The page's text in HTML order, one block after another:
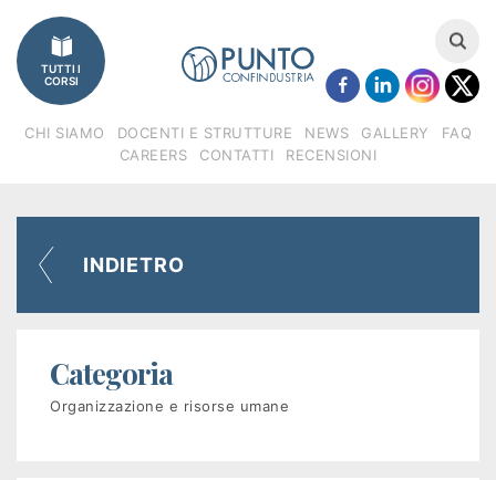
Imprese
Catalogo
corsi
Regione
Veneto
(FSE)
Fondimpresa
TUTTI I
CORSI
CHI SIAMO DOCENTI E STRUTTURE NEWS GALLERY
FAQ
CAREERS
CONTATTI RECENSIONI
INDIETRO
Categoria
Organizzazione e risorse umane